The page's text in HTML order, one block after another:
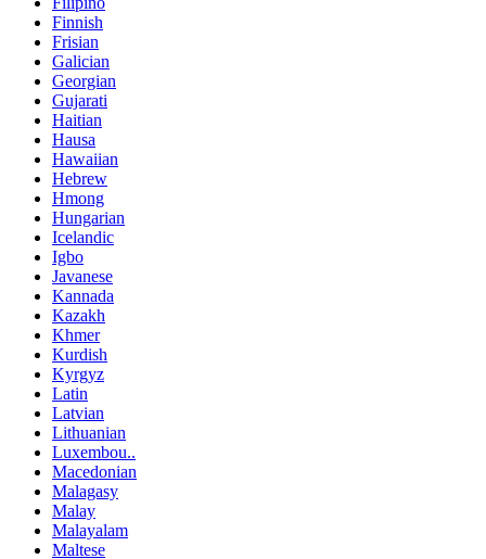
Finnish
Frisian
Galician
Georgian
Gujarati
Haitian
Hausa
Hawaiian
Hebrew
Hmong
Hungarian
Icelandic
Igbo
Javanese
Kannada
Kazakh
Khmer
Kurdish
Kyrgyz
Latin
Latvian
Lithuanian
Luxembou..
Macedonian
Malagasy
Malay
Malayalam
Maltese